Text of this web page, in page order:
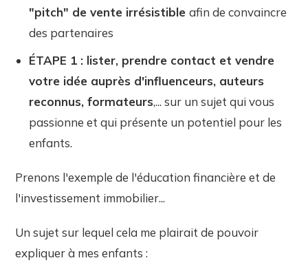
"pitch" de vente irrésistibleafin de convaincre
des partenaires
ÉTAPE 1 : lister, prendre contact et vendre
votre idée auprès d'influenceurs, auteurs
reconnus, formateurs,... sur un sujet qui vous
passionne et qui présente un potentiel pour les
enfants.
Prenons l'exemple de l'éducation financière et de
l'investissement immobilier...
Un sujet sur lequel cela me plairait de pouvoir
expliquer à mes enfants :